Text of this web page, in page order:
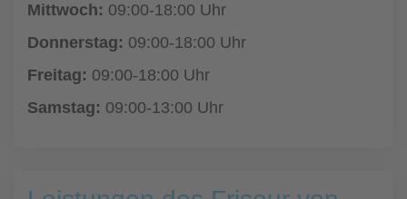
Mittwoch: 09:00-18:00 Uhr
Donnerstag: 09:00-18:00 Uhr
Freitag: 09:00-18:00 Uhr
Samstag: 09:00-13:00 Uhr